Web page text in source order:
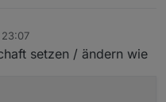
23:07
setzen / ändern wie